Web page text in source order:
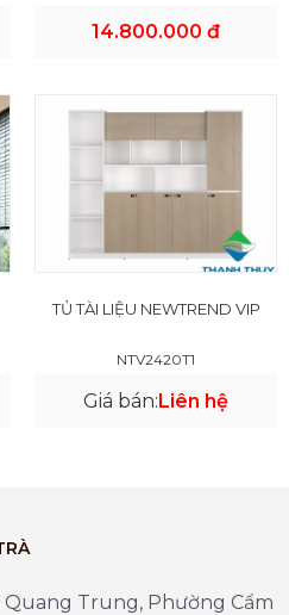
14.800.000 đ
TỦ TÀI LIỆU NEWTREND VIP
NTV2420T1
Giá bán:Liên hệ
Quang Trung, Phường Cẩm